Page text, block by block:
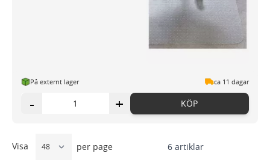
På externt lager ca 11 dagar
- + KÖP
6artiklar
Visa per page